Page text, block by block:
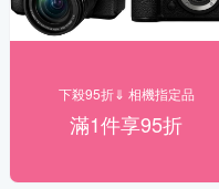
下殺95折⇓ 相機指定品
滿1件享95折